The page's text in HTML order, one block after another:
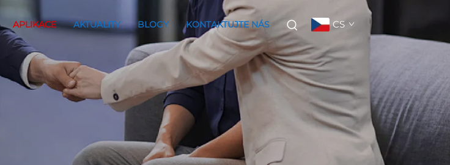
APLIKACE AKTUALITY BLOGY KONTAKTUJTE NÁS CS